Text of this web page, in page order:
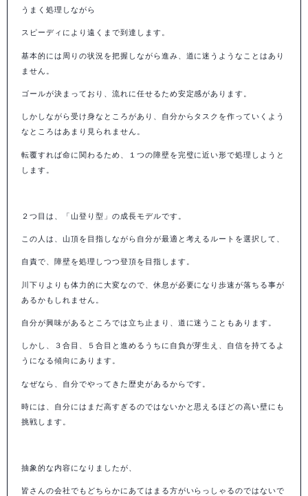
うまく処理しながら
スピーディにより遠くまで到達します。
基本的には周りの状況を把握しながら進み、道に迷うようなことはあり
ません。
ゴールが決まっており、流れに任せるため安定感があります。
しかしながら受け身なところがあり、自分からタスクを作っていくよう
なところはあまり見られません。
転覆すれば命に関わるため、１つの障壁を完璧に近い形で処理しようと
します。
２つ目は、「山登り型」の成長モデルです。
この人は、山頂を目指しながら自分が最適と考えるルートを選択して、
自責で、障壁を処理しつつ登頂を目指します。
川下りよりも体力的に大変なので、休息が必要になり歩速が落ちる事が
あるかもしれません。
自分が興味があるところでは立ち止まり、道に迷うこともあります。
しかし、３合目、５合目と進めるうちに自負が芽生え、自信を持てるよ
うになる傾向にあります。
なぜなら、自分でやってきた歴史があるからです。
時には、自分にはまだ高すぎるのではないかと思えるほどの高い壁にも
挑戦します。
抽象的な内容になりましたが、
皆さんの会社でもどちらかにあてはまる方がいらっしゃるのではないで